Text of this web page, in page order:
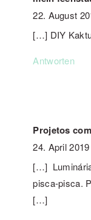
22. August
[…] DIY
Antworten
Projetos
24. April
[…]
pisca-pisca.
[…]